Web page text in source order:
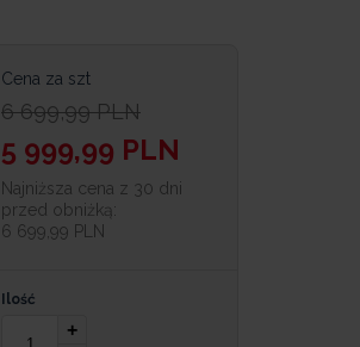
Cena za szt
6 699,99 PLN
5 999,99 PLN
Najniższa cena z 30 dni
przed obniżką:
6 699,99 PLN
Ilość
+